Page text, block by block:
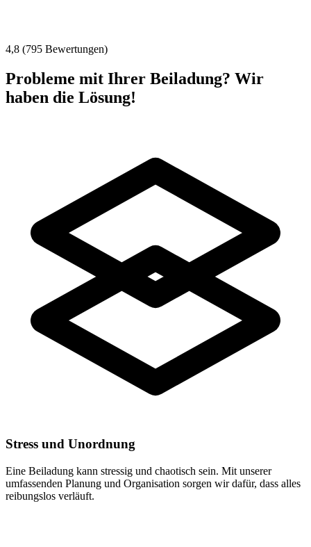
4,8 (795 Bewertungen)
Probleme mit Ihrer Beiladung? Wir
haben die Lösung!
Stress und Unordnung
Eine Beiladung kann stressig und chaotisch sein. Mit unserer
umfassenden Planung und Organisation sorgen wir dafür, dass alles
reibungslos verläuft.